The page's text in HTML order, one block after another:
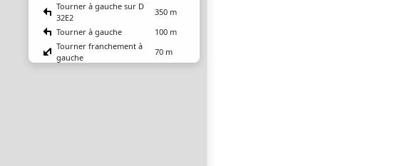
Tourner à gauche sur D
32E2
350 m
Tourner à gauche
100 m
Tourner franchement à
gauche
70 m